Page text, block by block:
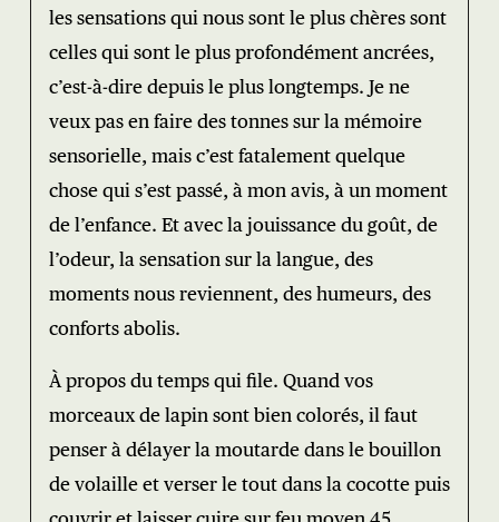
les sensations qui nous sont le plus chères sont
celles qui sont le plus profondément ancrées,
c’est-à-dire depuis le plus longtemps. Je ne
veux pas en faire des tonnes sur la mémoire
sensorielle, mais c’est fatalement quelque
chose qui s’est passé, à mon avis, à un moment
de l’enfance. Et avec la jouissance du goût, de
l’odeur, la sensation sur la langue, des
moments nous reviennent, des humeurs, des
conforts abolis.
À propos du temps qui file. Quand vos
morceaux de lapin sont bien colorés, il faut
penser à délayer la moutarde dans le bouillon
de volaille et verser le tout dans la cocotte puis